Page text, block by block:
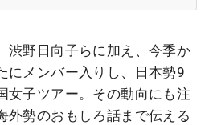
渋野日向子らに加え、今季か
にメンバー入りし、日本勢9
女子ツアー。その動向にも注
外勢のおもしろ話まで伝える